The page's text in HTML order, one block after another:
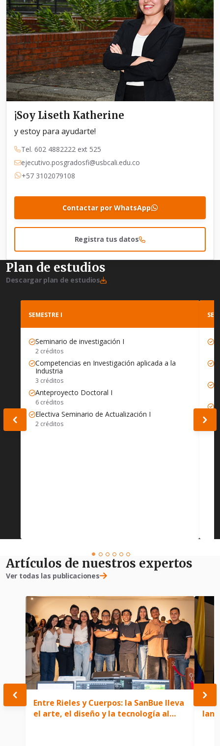
¡Soy Liseth Katherine
y estoy para ayudarte!
Tel. 602 4882222 ext 525
ejecutivo.posgradosfi@usbcali.edu.co
+57 3102079108
Contactar por WhatsApp
Registra tus datos
Plan de estudios
Descargar plan de estudios
SEMESTRE I
Seminario de investigación I
2 créditos
Competencias en Investigación aplicada a la
Industria
3 créditos
Anteproyecto Doctoral I
6 créditos
Electiva Seminario de Actualización I
2 créditos
Artículos de nuestros expertos
Ver todas las publicaciones
Entre Rieles y Cuerpos: la SanBue lleva
el arte, el diseño y la tecnología al
La